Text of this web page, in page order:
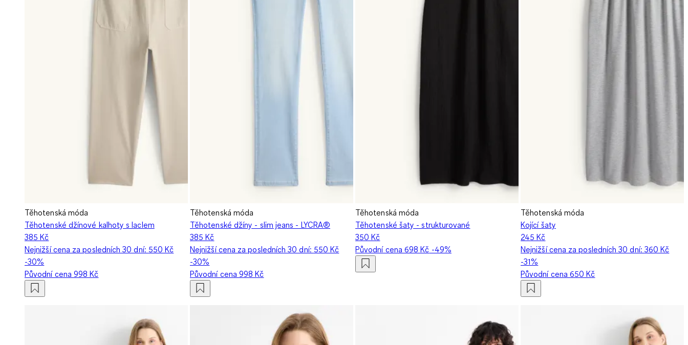
Těhotenská móda
Těhotenské džínové kalhoty s laclem
385 Kč
Nejnižší cena za posledních 30 dní: 550 Kč
-30%
Původní cena998 Kč
Těhotenská móda
Těhotenské džíny - slim jeans - LYCRA®
385 Kč
Nejnižší cena za posledních 30 dní: 550 Kč
-30%
Původní cena998 Kč
Těhotenská móda
Těhotenské šaty - strukturované
350 Kč
Původní cena698 Kč -49%
Těhotenská móda
Kojící šaty
245 Kč
Nejnižší cena za posledních 30 dní: 360 Kč
-31%
Původní cena650 Kč